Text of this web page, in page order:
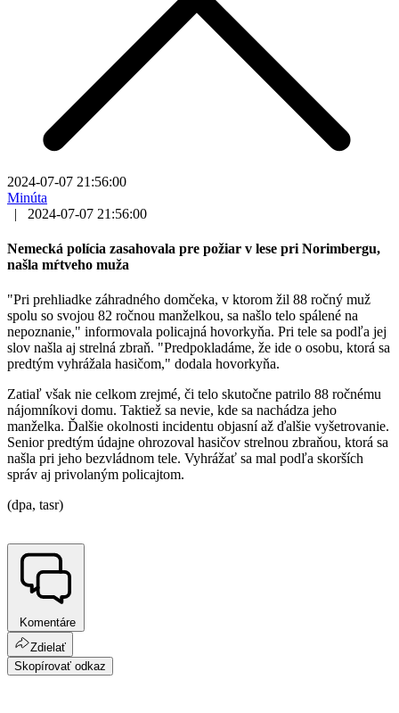
2024-07-07 21:56:00
Minúta
|
2024-07-07 21:56:00
Nemecká polícia zasahovala pre požiar v lese pri Norimbergu,
našla mŕtveho muža
"Pri prehliadke záhradného domčeka, v ktorom žil 88 ročný muž
spolu so svojou 82 ročnou manželkou, sa našlo telo spálené na
nepoznanie," informovala policajná hovorkyňa. Pri tele sa podľa jej
slov našla aj strelná zbraň. "Predpokladáme, že ide o osobu, ktorá sa
predtým vyhrážala hasičom," dodala hovorkyňa.
Zatiaľ však nie celkom zrejmé, či telo skutočne patrilo 88 ročnému
nájomníkovi domu. Taktiež sa nevie, kde sa nachádza jeho
manželka. Ďalšie okolnosti incidentu objasní až ďalšie vyšetrovanie.
Senior predtým údajne ohrozoval hasičov strelnou zbraňou, ktorá sa
našla pri jeho bezvládnom tele. Vyhrážať sa mal podľa skorších
správ aj privolaným policajtom.
(dpa, tasr)
Komentáre
Zdielať
Skopírovať odkaz